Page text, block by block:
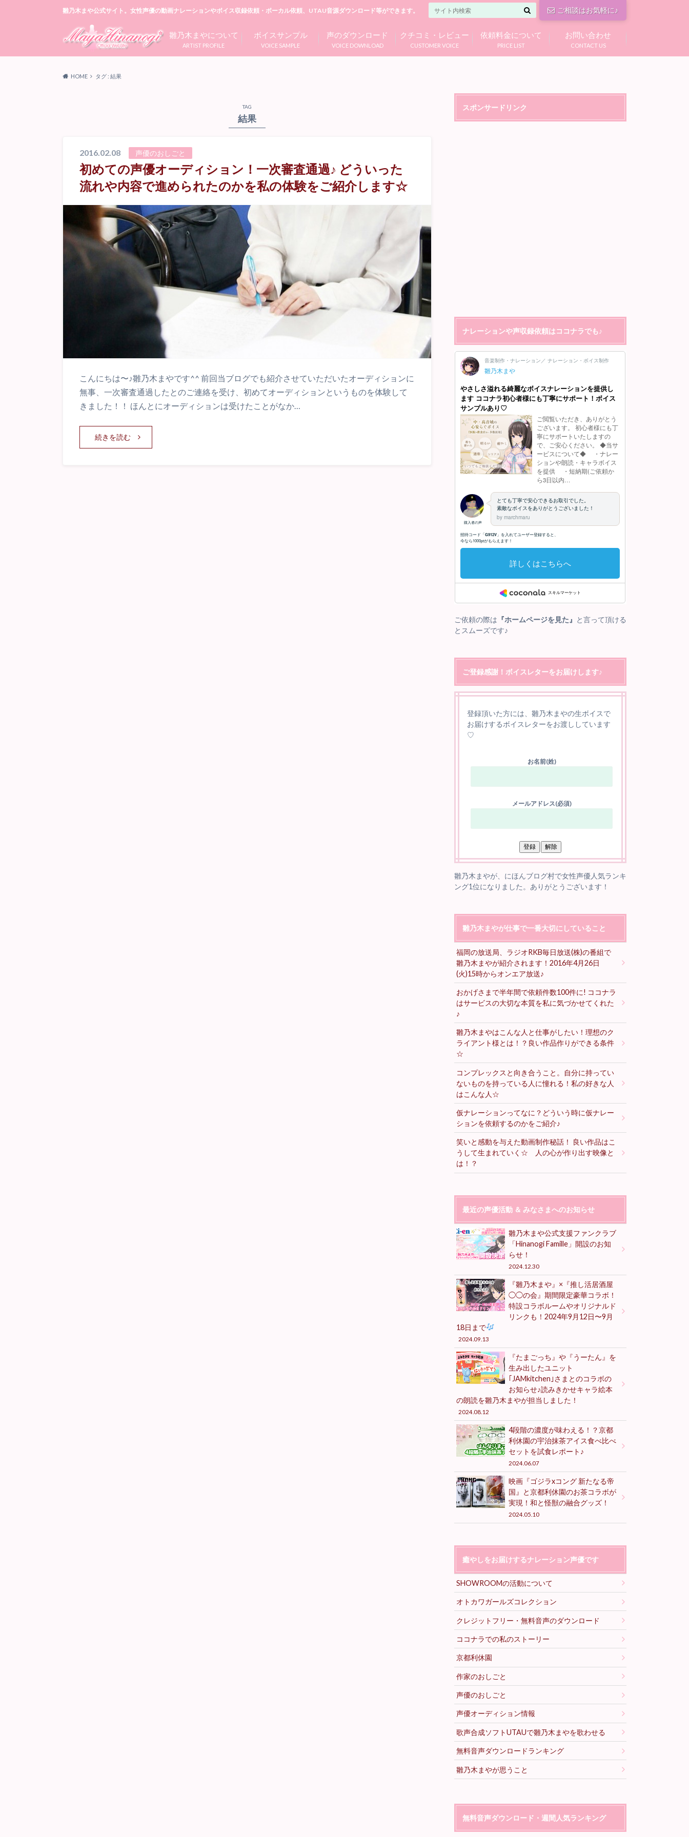
雛乃木まや公式サイト。女性声優の動画ナレーションやボイス収録依頼・ボーカル依頼、UTAU音源ダウンロード等ができます。 ご相談はお気軽に♪
ARTIST PROFILE
雛乃木まやについて
VOICE SAMPLE
ボイスサンプル
VOICE DOWNLOAD
声のダウンロード
CUSTOMER VOICE
クチコミ・レビュー
PRICE LIST
依頼料金について
CONTACT US
お問い合わせ
HOME タグ : 結果
TAG
結果
2016.02.08 声優のおしごと
初めての声優オーディション！一次審査通過♪ どういった
流れや内容で進められたのかを私の体験をご紹介します☆
こんにちは〜♪雛乃木まやです^^ 前回当ブログでも紹介させていただいたオーディションに
無事、一次審査通過したとのご連絡を受け、初めてオーディションというものを体験して
きました！！ ほんとにオーディションは受けたことがなか…
続きを読む
スポンサードリンク
ナレーションや声収録依頼はココナラでも♪
ご依頼の際は 『ホームページを見た』 と言って頂ける
とスムーズです♪
ご登録感謝！ボイスレターをお届けします♪
登録頂いた方には、雛乃木まやの生ボイスで
お届けするボイスレターをお渡ししています
♡
お名前(姓)
メールアドレス(必須)
雛乃木まやが、にほんブログ村で女性声優人気ランキ
ング1位になりました。ありがとうございます！
雛乃木まやが仕事で一番大切にしていること
福岡の放送局、ラジオRKB毎日放送(株)の番組で
雛乃木まやが紹介されます！2016年4月26日
(火)15時からオンエア放送♪
おかげさまで半年間で依頼件数100件に! ココナラ
はサービスの大切な本質を私に気づかせてくれた
♪
雛乃木まやはこんな人と仕事がしたい！理想のク
ライアント様とは！？良い作品作りができる条件
☆
コンプレックスと向き合うこと。自分に持ってい
ないものを持っている人に憧れる！私の好きな人
はこんな人☆
仮ナレーションってなに？どういう時に仮ナレー
ションを依頼するのかをご紹介♪
笑いと感動を与えた動画制作秘話！ 良い作品はこ
うして生まれていく☆ 人の心が作り出す映像と
は！？
最近の声優活動 ＆ みなさまへのお知らせ
雛乃木まや公式支援ファンクラブ
「Hinanogi Famille」開設のお知
らせ！
2024.12.30
『雛乃木まや』×『推し活居酒屋
◯◯の会』期間限定豪華コラボ！
特設コラボルームやオリジナルド
リンクも！2024年9月12日〜9月
18日まで
2024.09.13
『たまごっち』や『うーたん』を
生み出したユニット
｢JAMkitchen｣さまとのコラボの
お知らせ♪読みきかせキャラ絵本
の朗読を雛乃木まやが担当しました！
2024.08.12
4段階の濃度が味わえる！？京都
利休園の宇治抹茶アイス食べ比べ
セットを試食レポート♪
2024.06.07
映画『ゴジラxコング 新たなる帝
国』と京都利休園のお茶コラボが
実現！和と怪獣の融合グッズ！
2024.05.10
癒やしをお届けするナレーション声優です
SHOWROOMの活動について
オトカワガールズコレクション
クレジットフリー・無料音声のダウンロード
ココナラでの私のストーリー
京都利休園
作家のおしごと
声優のおしごと
声優オーディション情報
歌声合成ソフトUTAUで雛乃木まやを歌わせる
無料音声ダウンロードランキング
雛乃木まやが思うこと
無料音声ダウンロード・週間人気ランキング